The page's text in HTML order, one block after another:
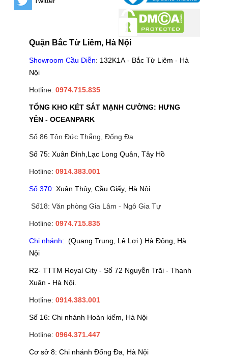
Quận Bắc Từ Liêm, Hà Nội
Showroom Cầu Diễn: 132K1A - Bắc Từ Liêm - Hà
Nội
Hotline: 0974.715.835
TỔNG KHO KÉT SẮT MẠNH CƯỜNG: HƯNG
YÊN - OCEANPARK
Số 86 Tôn Đức Thắng, Đống Đa
Số 75: Xuân Đỉnh,Lạc Long Quân, Tây Hồ
Hotline: 0914.383.001
Số 370: Xuân Thủy, Cầu Giấy, Hà Nội
Số18: Văn phòng Gia Lâm - Ngô Gia Tự
Hotline: 0974.715.835
Chi nhánh: (Quang Trung, Lê Lợi ) Hà Đông, Hà
Nội
R2- TTTM Royal City - Số 72 Nguyễn Trãi - Thanh
Xuân - Hà Nội.
Hotline: 0914.383.001
Số 16: Chi nhánh Hoàn kiếm, Hà Nội
Hotline: 0964.371.447
Cơ sở 8: Chi nhánh Đống Đa, Hà Nội